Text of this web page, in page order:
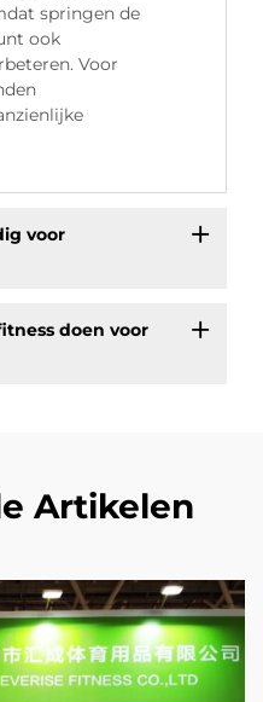
springen de
ook
Voor
voor
doen voor
Artikelen